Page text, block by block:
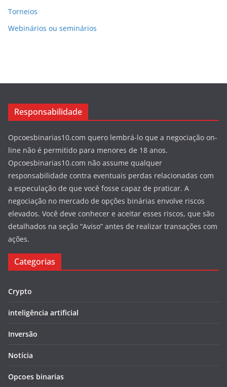
Torneios
Webinários ou seminários
Responsabilidade
Opcoesbinarias10.com quero lembrá-lo que a negociação on-
line não é permitido para menores de 18 anos.
Opcoesbinarias10.com não assume qualquer
responsabilidade contra eventuais perdas relacionadas com
a especulação de que você fosse capaz de praticar. A
negociação no mercado de opções binárias envolve riscos
elevados. Você deve conhecer e aceitar esses riscos, que são
detalhados na seção “Aviso” antes de realizar transações com
ações.
Categorias
Crypto
inteligência artificial
Inversão
Notícia
Opcoes binarias